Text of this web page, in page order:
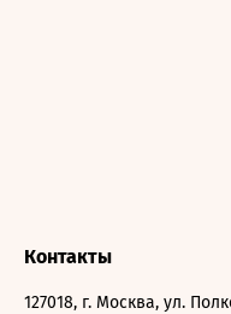
Контакты
127018, г. Москва, ул.